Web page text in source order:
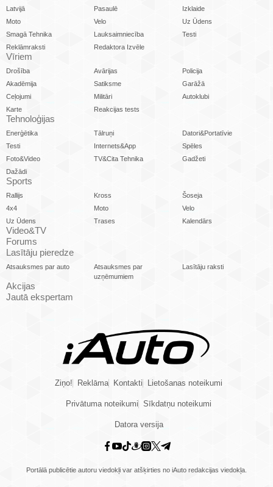
Latvijā Pasaulē
Izklaide
Moto
Velo
Uz Ūdens
Smagā Tehnika
Lauksaimniecība
Testi
Reklāmraksti
Redaktora Izvēle
Vīriem
Drošība Avārijas
Policija
Akadēmija
Satiksme
Garāžā
Ceļojumi
Militāri
Autoklubi
Karte
Reakcijas tests
Tehnoloģijas
Enerģētika Tālruņi
Datori&Portatīvie
Testi
Internets&App
Spēles
Foto&Video
TV&Cita Tehnika
Gadžeti
Dažādi
Sports
Rallijs Kross
Šoseja
4x4
Moto
Velo
Uz Ūdens
Trases Kalendārs
Video&TV
Forums
Lasītāju pieredze
Atsauksmes par auto
Atsauksmes par
uzņēmumiem
Lasītāju raksti
Akcijas
Jautā ekspertam
Ziņo! Reklāma Kontakti Lietošanas noteikumi
Privātuma noteikumi Sīkdatņu noteikumi
Datora versija
Portālā publicētie autoru viedokļi var atšķirties no iAuto redakcijas viedokļa.